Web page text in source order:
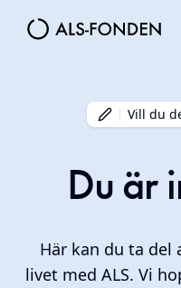
Vill du
Du är
Här kan du ta del
livet med ALS. Vi